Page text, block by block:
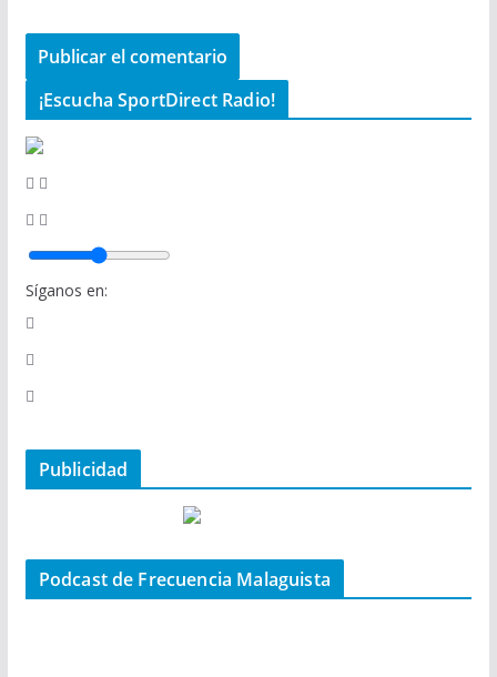
¡Escucha SportDirect Radio!
Síganos en:
Publicidad
Podcast de Frecuencia Malaguista